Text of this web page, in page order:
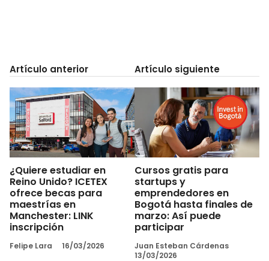
Artículo anterior
¿Quiere estudiar en
Reino Unido? ICETEX
ofrece becas para
maestrías en
Manchester: LINK
inscripción
Felipe Lara 16/03/2026
Artículo siguiente
Cursos gratis para
startups y
emprendedores en
Bogotá hasta finales de
marzo: Así puede
participar
Juan Esteban Cárdenas
13/03/2026